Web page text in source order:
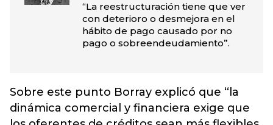
“La reestructuración tiene que ver
con deterioro o desmejora en el
hábito de pago causado por no
pago o sobreendeudamiento”.
Sobre este punto Borray explicó que “la
dinámica comercial y financiera exige que